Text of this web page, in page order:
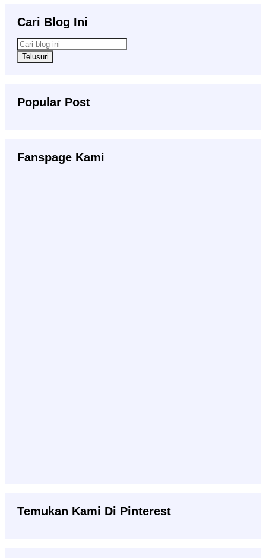
Cari Blog Ini
Popular Post
Fanspage Kami
Temukan Kami Di Pinterest